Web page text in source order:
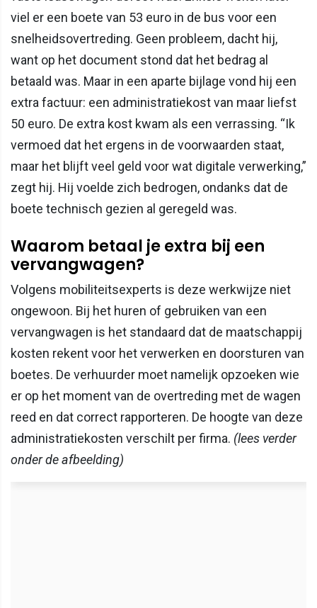
viel er een boete van 53 euro in de bus voor een
snelheidsovertreding. Geen probleem, dacht hij,
want op het document stond dat het bedrag al
betaald was. Maar in een aparte bijlage vond hij een
extra factuur: een administratiekost van maar liefst
50 euro. De extra kost kwam als een verrassing. “Ik
vermoed dat het ergens in de voorwaarden staat,
maar het blijft veel geld voor wat digitale verwerking,”
zegt hij. Hij voelde zich bedrogen, ondanks dat de
boete technisch gezien al geregeld was.
Waarom betaal je extra bij een
vervangwagen?
Volgens mobiliteitsexperts is deze werkwijze niet
ongewoon. Bij het huren of gebruiken van een
vervangwagen is het standaard dat de maatschappij
kosten rekent voor het verwerken en doorsturen van
boetes. De verhuurder moet namelijk opzoeken wie
er op het moment van de overtreding met de wagen
reed en dat correct rapporteren. De hoogte van deze
administratiekosten verschilt per firma. (lees verder
onder de afbeelding)